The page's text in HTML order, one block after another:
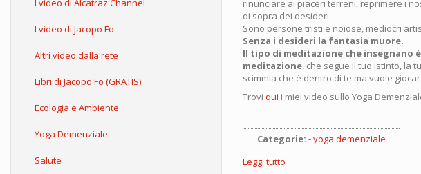
I video di Alcatraz Channel
I video di Jacopo Fo
Altri video dalla rete
Libri di Jacopo Fo (GRATIS)
Ecologia e Ambiente
Yoga Demenziale
Salute
rinunciare ai piaceri terreni, reprimere i
di sopra dei desideri.
Sono persone tristi e noiose, mediocri
Senza i desideri la fantasia muore.
Il tipo di meditazione che insegnano
meditazione, che segue il tuo istinto, la
scimmia che è dentro di te ma vuole
Trovi qui i miei video sullo Yoga
Categorie:
yoga demenziale
Leggi tutto